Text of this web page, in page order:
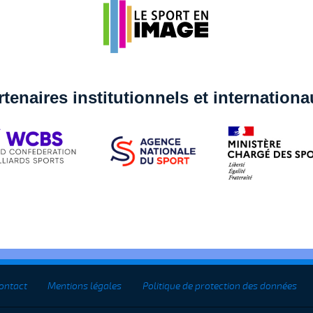
institutionnels et
Mentions légales Politique de protection des données